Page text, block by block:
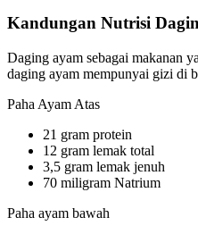
Kandungan Nutrisi
Daging ayam sebagai makanan
daging ayam mempunyai gizi di
Paha Ayam Atas
21 gram protein
12 gram lemak total
3,5 gram lemak jenuh
70 miligram Natrium
Paha ayam bawah